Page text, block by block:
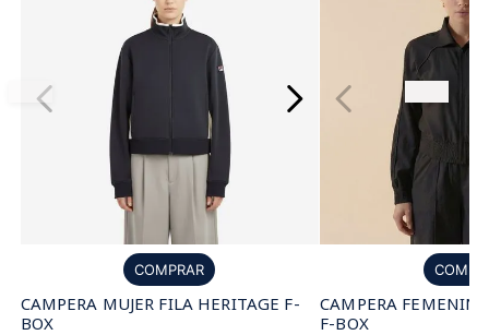
COMPRAR
CAMPERA MUJER FILA HERITAGE F-
BOX
CAMPERA
F-BOX